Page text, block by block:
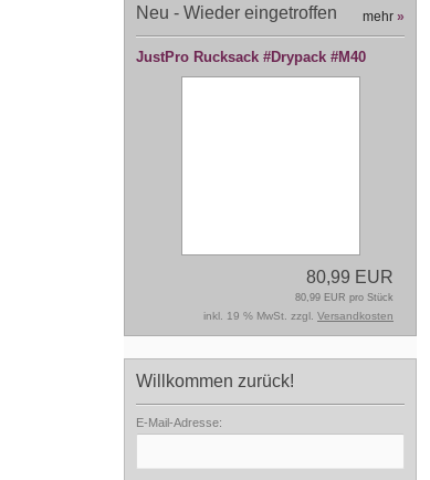
Neu - Wieder eingetroffen mehr »
JustPro Rucksack #Drypack #M40
80,99 EUR
80,99 EUR pro Stück
inkl. 19 % MwSt. zzgl. Versandkosten
Willkommen zurück!
E-Mail-Adresse: